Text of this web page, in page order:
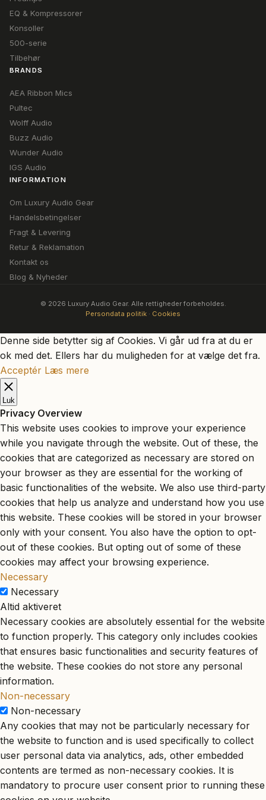
EQ & Kompressorer
Konsoller
500-serie
Tilbehør
BRANDS
AEA Ribbon Mics
Pultec
Wolff Audio
Buzz Audio
Wunder Audio
IGS Audio
INFORMATION
Om Luxury Audio Gear
Handelsbetingelser
Fragt & Levering
Retur & Reklamation
Kontakt os
Blog & Nyheder
© 2026 Luxury Audio Gear. Alle rettigheder forbeholdes.
Persondata politik · Cookies
Denne side betytter sig af Cookies. Vi går ud fra at du er
ok med det. Ellers har du muligheden for at vælge det fra.
Acceptér Læs mere
Luk
Privacy Overview
This website uses cookies to improve your experience
while you navigate through the website. Out of these, the
cookies that are categorized as necessary are stored on
your browser as they are essential for the working of
basic functionalities of the website. We also use third-party
cookies that help us analyze and understand how you use
this website. These cookies will be stored in your browser
only with your consent. You also have the option to opt-
out of these cookies. But opting out of some of these
cookies may affect your browsing experience.
Necessary
Necessary
Altid aktiveret
Necessary cookies are absolutely essential for the website
to function properly. This category only includes cookies
that ensures basic functionalities and security features of
the website. These cookies do not store any personal
information.
Non-necessary
Non-necessary
Any cookies that may not be particularly necessary for
the website to function and is used specifically to collect
user personal data via analytics, ads, other embedded
contents are termed as non-necessary cookies. It is
mandatory to procure user consent prior to running these